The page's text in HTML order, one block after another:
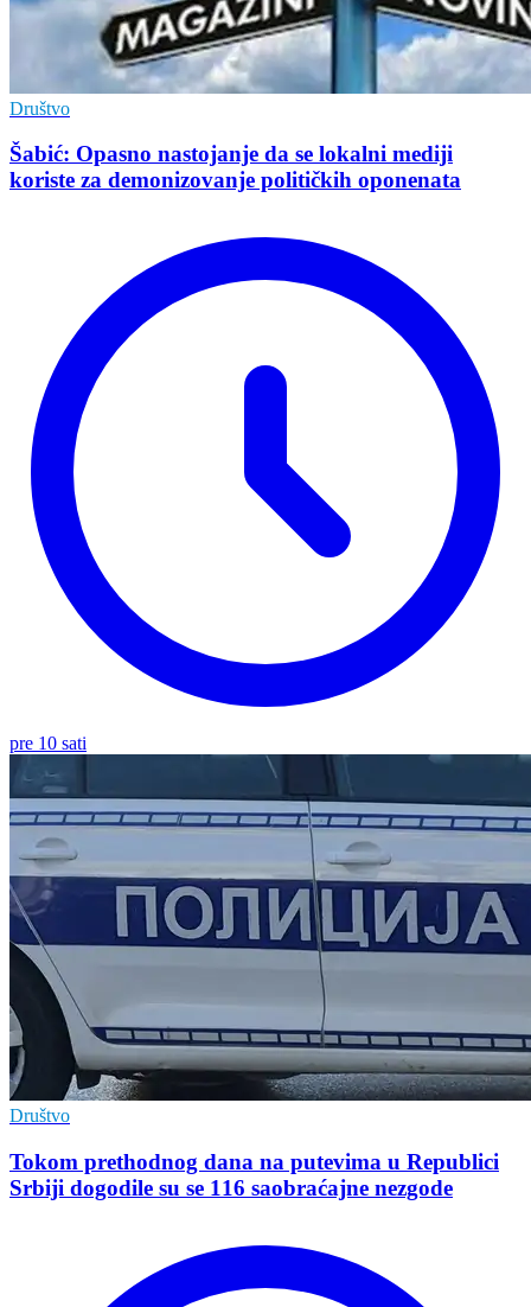
Društvo
Šabić: Opasno nastojanje da se lokalni mediji
koriste za demonizovanje političkih oponenata
pre 10 sati
Društvo
Tokom prethodnog dana na putevima u Republici
Srbiji dogodile su se 116 saobraćajne nezgode